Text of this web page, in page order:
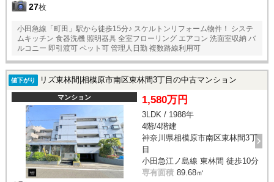
27枚
小田急線「町田」駅から徒歩15分♪ スケルトンリフォーム物件！ システ
ムキッチン 食器洗機 照明器具 全室フローリング エアコン 洗面室収納 バ
ルコニー 即引渡可 ペット可 管理人日勤 複数路線利用可
値下がり リズ東林間|相模原市南区東林間3丁目の中古マンション
マンション 1,580万円
3LDK / 1988年
4階/4階建
神奈川県相模原市南区東林間3丁
目
小田急江ノ島線 東林間 徒歩10分
専有面積 89.68㎡